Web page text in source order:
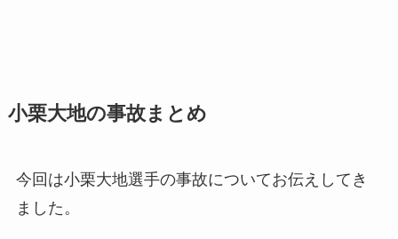
小栗大地の事故まとめ
今回は小栗大地選手の事故についてお伝えしてき
ました。